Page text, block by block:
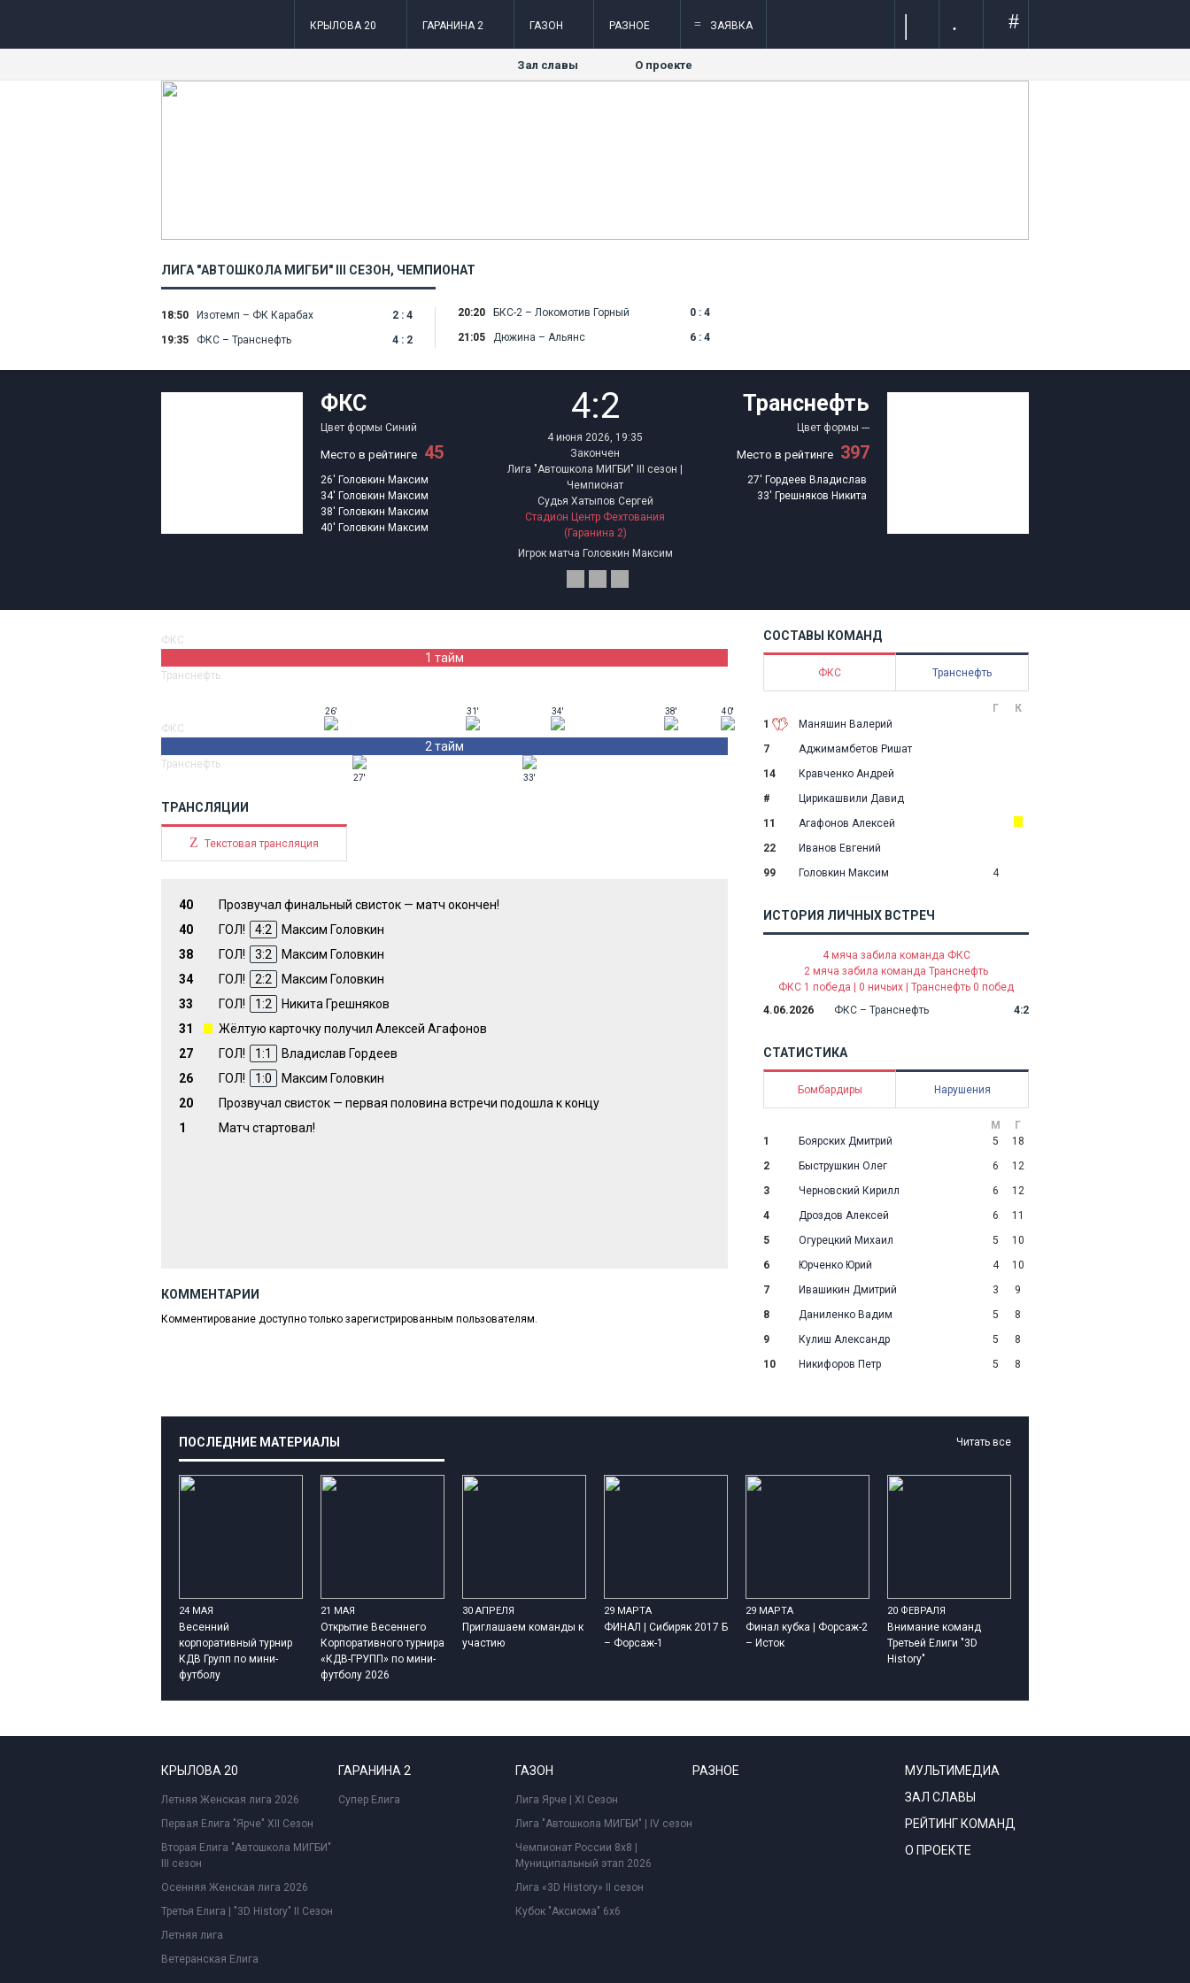
КРЫЛОВА 20 ГАРАНИНА 2 ГАЗОН РАЗНОЕ = ЗАЯВКА #
.
|
Зал славы О проекте
ЛИГА "АВТОШКОЛА МИГБИ" III СЕЗОН , ЧЕМПИОНАТ
18:50 Изотемп – ФК Карабах
2 : 4
19:35
ФКС – Транснефть 4 : 2
20:20 БКС-2 – Локомотив Горный
0 : 4
21:05
Дюжина – Альянс 6 : 4
ФКС
Цвет формы Синий
Место в рейтинге 45
26' Головкин Максим
34' Головкин Максим
38' Головкин Максим
40' Головкин Максим
4:2
4 июня 2026, 19:35
Закончен
Лига "Автошкола МИГБИ" III сезон |
Чемпионат
Судья Хатыпов Сергей
Стадион Центр Фехтования
(Гаранина 2)
Игрок матча Головкин Максим
Транснефть
Цвет формы ---
Место в рейтинге 397
27' Гордеев Владислав
33' Грешняков Никита
1 тайм
ФКС
Транснефть
2 тайм
ФКС
Транснефть
26'
27'
31'
33'
34' 38' 40'
ТРАНСЛЯЦИИ
Z Текстовая трансляция
40
Прозвучал финальный свисток — матч окончен!
40
ГОЛ! 4:2
Максим Головкин
38
ГОЛ! 3:2
Максим Головкин
34
ГОЛ! 2:2
Максим Головкин
33
ГОЛ! 1:2
Никита Грешняков
31
Жёлтую карточку получил Алексей Агафонов
27
ГОЛ! 1:1
Владислав Гордеев
26
ГОЛ! 1:0
Максим Головкин
20
Прозвучал свисток — первая половина встречи подошла к концу
1
Матч стартовал!
КОММЕНТАРИИ
Комментирование доступно только зарегистрированным пользователям.
СОСТАВЫ КОМАНД
ФКС Транснефть
Г
К
1
Маняшин Валерий
7
Аджимамбетов Ришат
14
Кравченко Андрей
#
Цирикашвили Давид
11
Агафонов Алексей
22
Иванов Евгений
99
Головкин Максим 4
ИСТОРИЯ ЛИЧНЫХ ВСТРЕЧ
4 мяча забила команда ФКС
2 мяча забила команда Транснефть
ФКС 1 победа | 0 ничьих | Транснефть 0 побед
4.06.2026
ФКС – Транснефть 4:2
СТАТИСТИКА
Бомбардиры Нарушения
М
Г
1
Боярских Дмитрий 5
18
2
Быструшкин Олег 6
12
3
Черновский Кирилл 6
12
4
Дроздов Алексей 6
11
5
Огурецкий Михаил 5
10
6
Юрченко Юрий 4
10
7
Ивашикин Дмитрий 3
9
8
Даниленко Вадим 5
8
9
Кулиш Александр 5
8
10
Никифоров Петр 5 8
ПОСЛЕДНИЕ МАТЕРИАЛЫ Читать все
24 МАЯ
Весенний
корпоративный турнир
КДВ Групп по мини-
футболу
21 МАЯ
Открытие Весеннего
Корпоративного турнира
«КДВ-ГРУПП» по мини-
футболу 2026
30 АПРЕЛЯ
Приглашаем команды к
участию
29 МАРТА
ФИНАЛ | Сибиряк 2017 Б
– Форсаж-1
29 МАРТА
Финал кубка | Форсаж-2
– Исток
20 ФЕВРАЛЯ
Внимание команд
Третьей Елиги "3D
History"
КРЫЛОВА 20
Летняя Женская лига 2026
Первая Елига "Ярче" XII Сезон
Вторая Елига "Автошкола МИГБИ"
III сезон
Осенняя Женская лига 2026
Третья Елига | "3D History" II Сезон
Летняя лига
Ветеранская Елига
ГАРАНИНА 2
Супер Елига
ГАЗОН
Лига Ярче | XI Сезон
Лига "Автошкола МИГБИ" | IV сезон
Чемпионат России 8x8 |
Муниципальный этап 2026
Лига «3D History» II сезон
Кубок "Аксиома" 6x6
РАЗНОЕ
МУЛЬТИМЕДИА
ЗАЛ СЛАВЫ
РЕЙТИНГ КОМАНД
О ПРОЕКТЕ